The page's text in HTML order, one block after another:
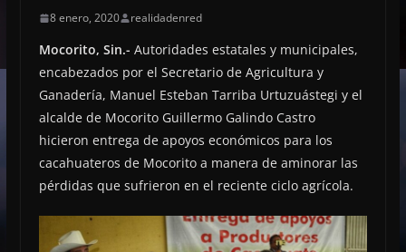
8 enero, 2020 realidadenred
Mocorito, Sin.- Autoridades estatales y municipales,
encabezados por el Secretario de Agricultura y
Ganadería, Manuel Esteban Tarriba Urtuzuástegi y el
alcalde de Mocorito Guillermo Galindo Castro
hicieron entrega de apoyos económicos para los
cacahuateros de Mocorito a manera de aminorar las
pérdidas que sufrieron en el reciente ciclo agrícola.